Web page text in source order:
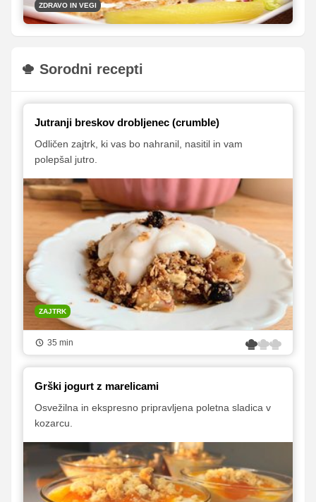
ZDRAVO IN VEGI
Sorodni recepti
Jutranji breskov drobljenec (crumble)
Odličen zajtrk, ki vas bo nahranil, nasitil in vam
polepšal jutro.
ZAJTRK
35 min
Grški jogurt z marelicami
Osvežilna in ekspresno pripravljena poletna sladica v
kozarcu.